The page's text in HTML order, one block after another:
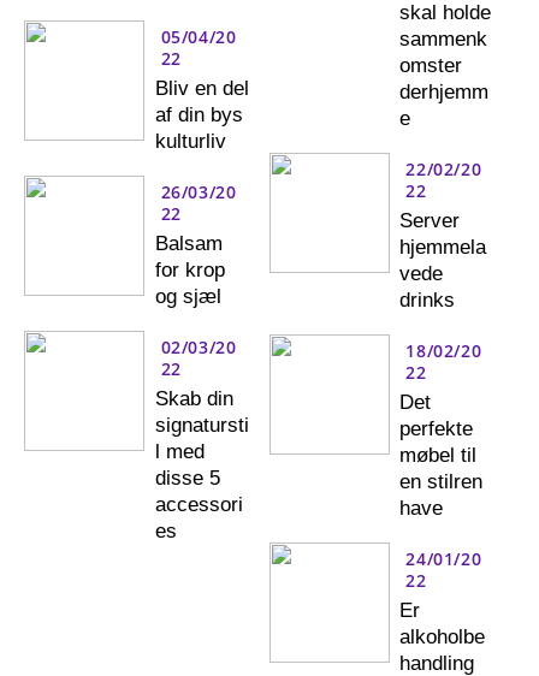
05/04/20
22
Bliv en del
af din bys
kulturliv
26/03/20
22
Balsam
for krop
og sjæl
02/03/20
22
Skab din
signatursti
l med
disse 5
accessori
es
skal holde
sammenk
omster
derhjemm
e
22/02/20
22
Server
hjemmela
vede
drinks
18/02/20
22
Det
perfekte
møbel til
en stilren
have
24/01/20
22
Er
alkoholbe
handling